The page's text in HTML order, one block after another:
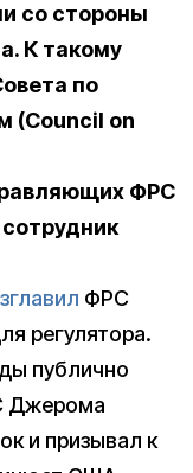
со стороны
К такому
по
(Council on
ФРС
ФРС
регулятора.
публично
Джерома
и призывал к